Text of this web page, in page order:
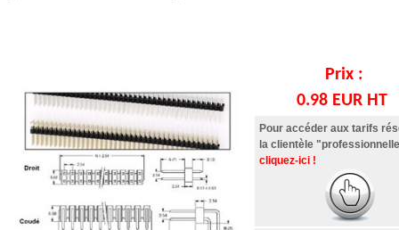
Prix :
0.98 EUR HT
Pour accéder aux tarifs
la clientèle
cliquez-ici !